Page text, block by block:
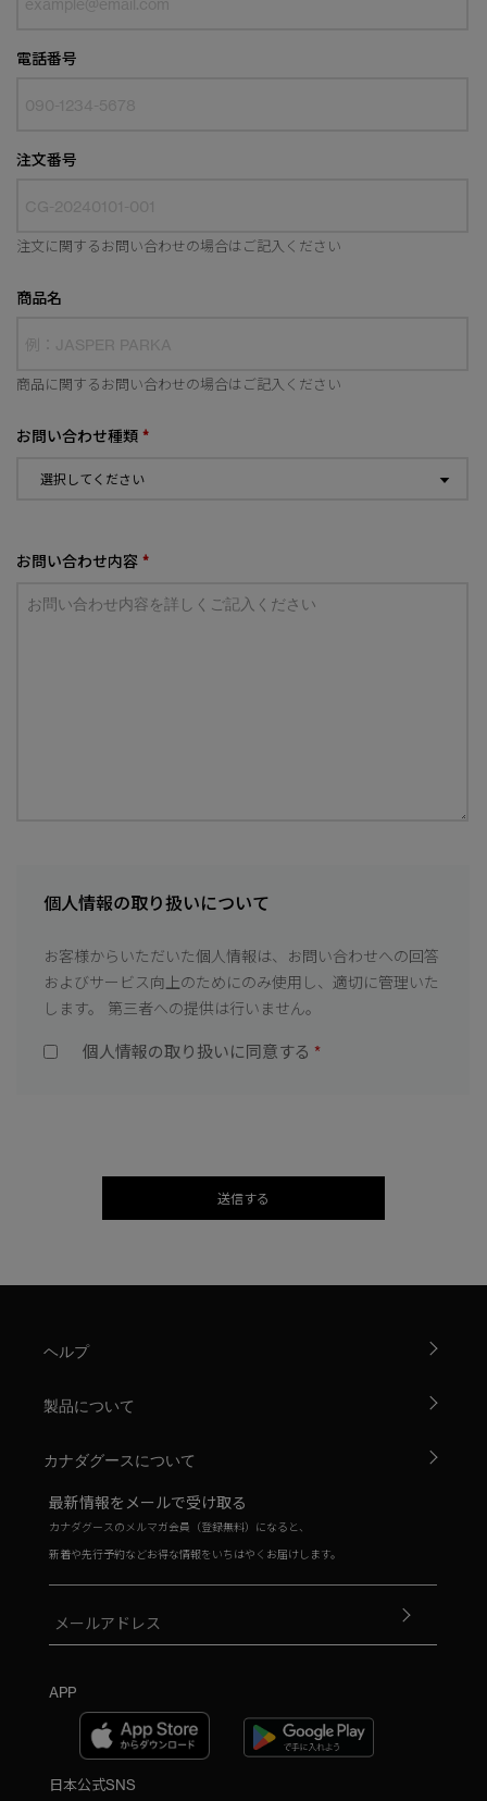
電話番号
注文番号
注文に関するお問い合わせの場合はご記入ください
商品名
商品に関するお問い合わせの場合はご記入ください
お問い合わせ種類 *
お問い合わせ内容 *
個人情報の取り扱いについて
お客様からいただいた個人情報は、お問い合わせへの回答
およびサービス向上のためにのみ使用し、適切に管理いた
します。 第三者への提供は行いません。
個人情報の取り扱いに同意する *
送信する
ヘルプ
製品について
カナダグースについて
最新情報をメールで受け取る
カナダグースのメルマガ会員（登録無料）になると、
新着や先行予約などお得な情報をいちはやくお届けします。
APP
日本公式SNS